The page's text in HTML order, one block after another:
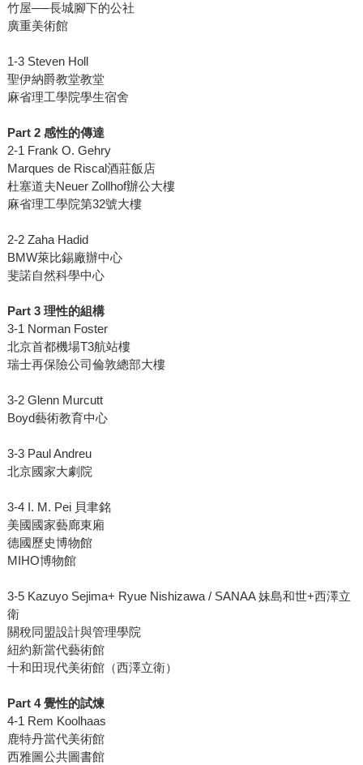
竹屋──長城腳下的公社
廣重美術館
1-3 Steven Holl
聖伊納爵教堂教堂
麻省理工學院學生宿舍
Part 2 感性的傳達
2-1 Frank O. Gehry
Marques de Riscal酒莊飯店
杜塞道夫Neuer Zollhof辦公大樓
麻省理工學院第32號大樓
2-2 Zaha Hadid
BMW萊比錫廠辦中心
斐諾自然科學中心
Part 3 理性的組構
3-1 Norman Foster
北京首都機場T3航站樓
瑞士再保險公司倫敦總部大樓
3-2 Glenn Murcutt
Boyd藝術教育中心
3-3 Paul Andreu
北京國家大劇院
3-4 I. M. Pei 貝聿銘
美國國家藝廊東廂
德國歷史博物館
MIHO博物館
3-5 Kazuyo Sejima+ Ryue Nishizawa / SANAA 妹島和世+西澤立
衛
關稅同盟設計與管理學院
紐約新當代藝術館
十和田現代美術館（西澤立衛）
Part 4 覺性的試煉
4-1 Rem Koolhaas
鹿特丹當代美術館
西雅圖公共圖書館